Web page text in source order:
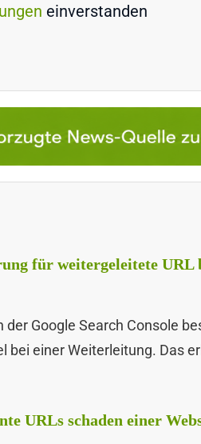
einverstanden
für weitergeleitete URL
Google Search Console
bei einer Weiterleitung. Das
URLs schaden einer